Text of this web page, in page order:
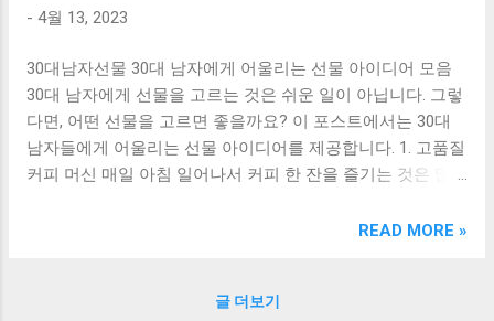
인해보세요. 추가할인 확인하기 상품 하나를 사더라도 종류
루투스키보드 같은 상품을 고를 때는 더 고민이 많을 수 밖에
없습니다. 다양한 상품들을 상세스펙 과 가격 을 꼼꼼히 비교
해서 구매하실 수 있도록 순위 추천 해드릴게요. 특가상품 보
러가기 추천상품 Best 유니콘 멀티페어링 스마트폰 태블릿
거치형 저소음 블루투스 키보드, BK-500SB, 일반형, 블랙 유
- 4월 13, 2023
30대남자선물 30대 남자에게 어울리는 선물 아이디어 모음
30대 남자에게 선물을 고르는 것은 쉬운 일이 아닙니다. 그렇
다면, 어떤 선물을 고르면 좋을까요? 이 포스트에서는 30대
남자들에게 어울리는 선물 아이디어를 제공합니다. 1. 고품질
커피 머신 매일 아침 일어나서 커피 한 잔을 즐기는 것은 많은
신은 훌륭한 선물입니다. 맛있는 커피를 즐길 수 있을 뿐만 아
와 함께 실용성에 더욱 초점을 맞춘 스마트 워치는 30대 남자
READ MORE »
글 더보기